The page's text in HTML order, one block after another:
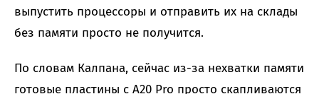
выпустить процессоры и отправить их на склады
без памяти просто не получится.
По словам Калпана, сейчас из-за нехватки памяти
готовые пластины с A20 Pro просто скапливаются